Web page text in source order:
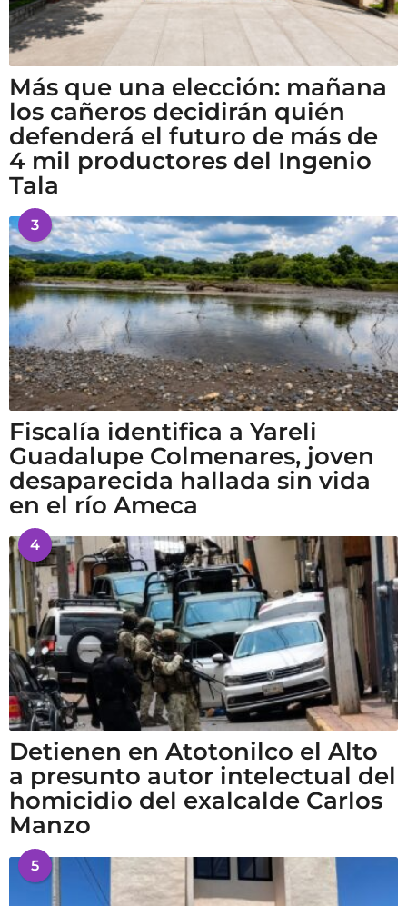
Más que una elección: mañana
los cañeros decidirán quién
defenderá el futuro de más de
4 mil productores del Ingenio
Tala
3
Fiscalía identifica a Yareli
Guadalupe Colmenares, joven
desaparecida hallada sin vida
en el río Ameca
4
Detienen en Atotonilco el Alto
a presunto autor intelectual del
homicidio del exalcalde Carlos
Manzo
5